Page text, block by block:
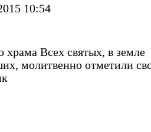
10:54
храма Всех святых, в земле
молитвенно отметили